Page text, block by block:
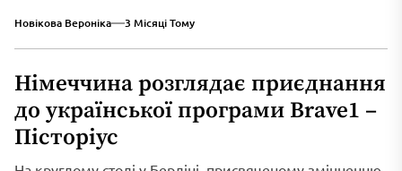
Новікова Вероніка 3 Місяці Тому
Німеччина розглядає приєднання
до української програми Brave1 –
Пісторіус